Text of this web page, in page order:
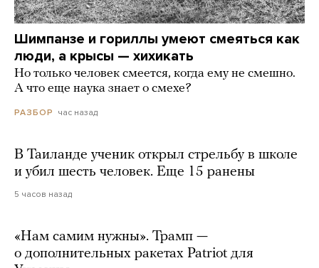
Шимпанзе и гориллы умеют смеяться как
люди, а крысы — хихикать
Но только человек смеется, когда ему не смешно.
А что еще наука знает о смехе?
РАЗБОР час назад
В Таиланде ученик открыл стрельбу в школе
и убил шесть человек. Еще 15 ранены
5 часов назад
«Нам самим нужны». Трамп —
о дополнительных ракетах Patriot для